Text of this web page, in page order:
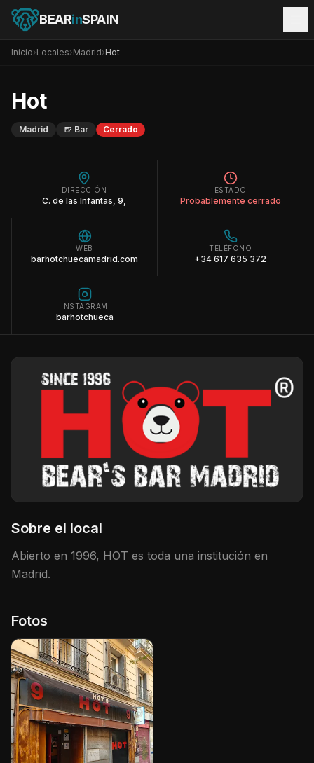
BEARinSPAIN
Inicio›Locales›Madrid›Hot
Hot
Madrid 🍺 Bar Cerrado
DIRECCIÓN
C. de las Infantas, 9,
ESTADO
Probablemente cerrado
WEB
barhotchuecamadrid.com
TELÉFONO
+34 617 635 372
INSTAGRAM
barhotchueca
Sobre el local
Abierto en 1996, HOT es toda una institución en
Madrid.
Fotos